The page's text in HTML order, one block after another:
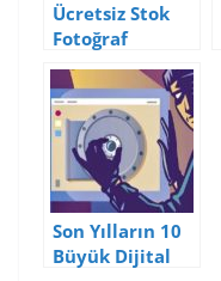
Ücretsiz Stok
Fotoğraf
İndirebileceğini
z Sitelerin
Listesi
Son Yılların 10
Büyük Dijital